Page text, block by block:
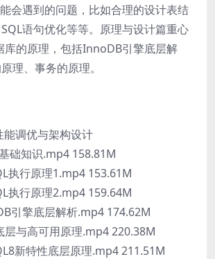
会遇到的问题，比如合理的设计表结
语句优化等等。原理与设计篇重心
库的原理，包括InnoDB引擎底层解
理、事务的原理。
调优与架构设计
础知识.mp4 158.81M
执行原理1.mp4 153.61M
执行原理2.mp4 159.64M
引擎底层解析.mp4 174.62M
与高可用原理.mp4 220.38M
新特性底层原理.mp4 211.51M